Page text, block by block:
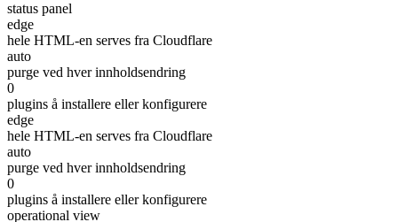
status panel
edge
hele HTML-en serves fra Cloudflare
auto
purge ved hver innholdsendring
0
plugins å installere eller konfigurere
edge
hele HTML-en serves fra Cloudflare
auto
purge ved hver innholdsendring
0
plugins å installere eller konfigurere
operational view